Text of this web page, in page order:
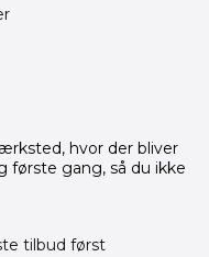
hvor der bliver
gang, så du ikke